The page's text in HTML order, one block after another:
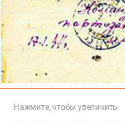
Нажмите, чтобы увеличить